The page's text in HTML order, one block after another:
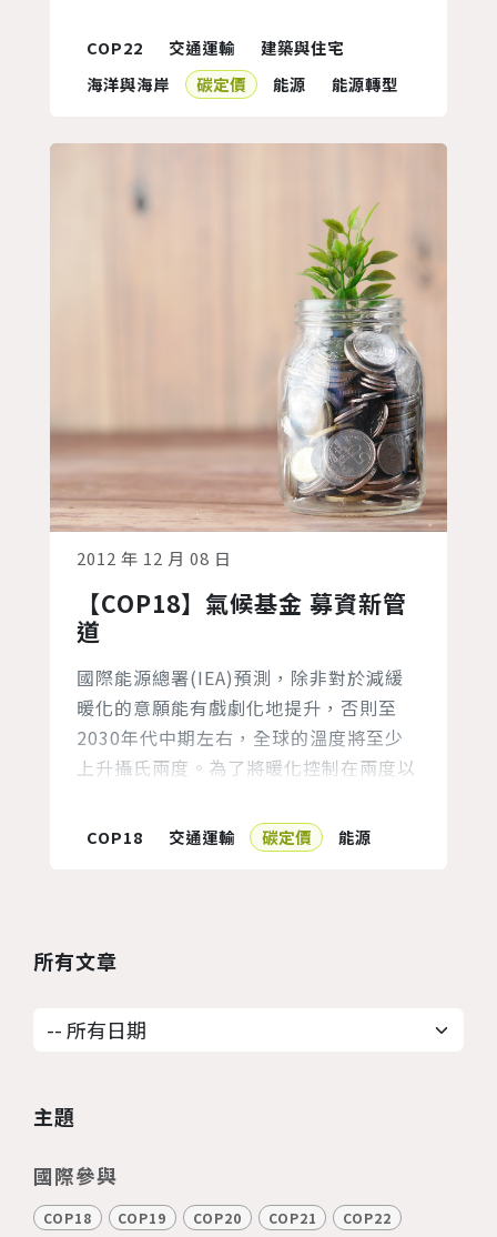
一步的能源轉型行動，包括集結更新型態
的資本額和投資者、非洲再生能源倡議計
畫、小島國家能源系統轉型、以及今年
將全球經濟根本性地脫離二氧...
COP22 交通運輸
建築與住宅
海洋與海岸
碳定價 能源 能源轉型
2012 年 12 月 08 日
【COP18】氣候基金 募資新管
道
國際能源總署(IEA)預測，除非對於減緩
暖化的意願能有戲劇化地提升，否則至
2030年代中期左右，全球的溫度將至少
上升攝氏兩度。為了將暖化控制在兩度以
帶來的負面影響，我們亟需尋求額外的新
氣候援助資金，以協助減緩暖化和調和的
本哈根會議中的一項重要結果即是，期望
發達國家能在2...
COP18 交通運輸 碳定價 能源
所有文章
主題
國際參與
COP18 COP19 COP20 COP21 COP22